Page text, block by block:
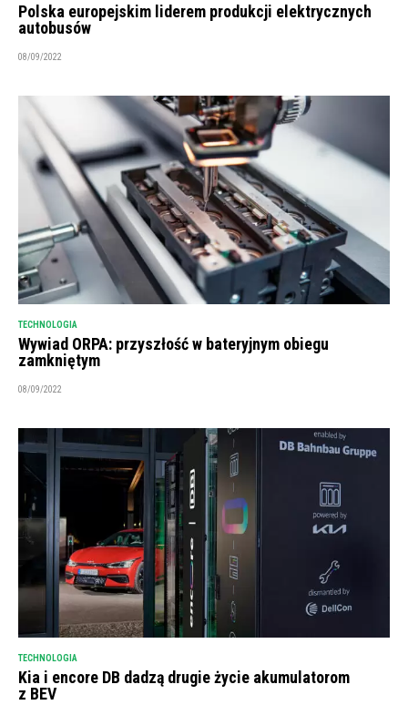
Polska europejskim liderem produkcji elektrycznych
autobusów
08/09/2022
TECHNOLOGIA
Wywiad ORPA: przyszłość w bateryjnym obiegu
zamkniętym
08/09/2022
TECHNOLOGIA
Kia i encore DB dadzą drugie życie akumulatorom
z BEV